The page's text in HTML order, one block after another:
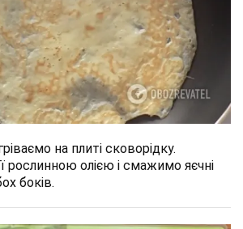
на плиті сковорідку.
рослинною олією і смажимо яєчні
боків.